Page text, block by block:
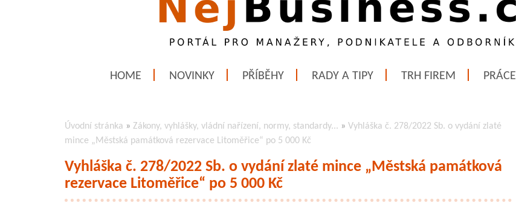
HOME NOVINKY PŘÍBĚHY RADY A TIPY TRH FIREM PRÁCE
Úvodní stránka » Zákony, vyhlášky, vládní nařízení, normy, standardy... » Vyhláška č. 278/2022 Sb. o vydání zlaté
mince „Městská památková rezervace Litoměřice“ po 5 000 Kč
Vyhláška č. 278/2022 Sb. o vydání zlaté mince „Městská památková
rezervace Litoměřice“ po 5 000 Kč